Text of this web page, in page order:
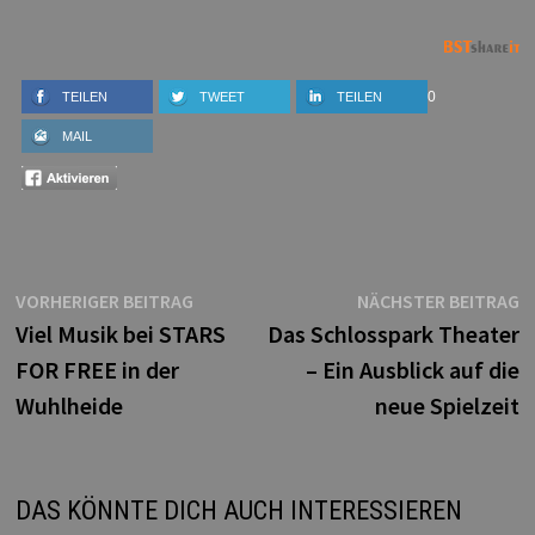
TEILEN TWEET 0
TEILEN
MAIL
Beitragsnavigation
VORHERIGER BEITRAGVorheriger
Beitrag:
Viel Musik bei STARS
FOR FREE in der
Wuhlheide
NÄCHSTER BEITRAG
Das Schlosspark Theater
– Ein Ausblick auf die
neue Spielzeit
DAS KÖNNTE DICH AUCH INTERESSIEREN